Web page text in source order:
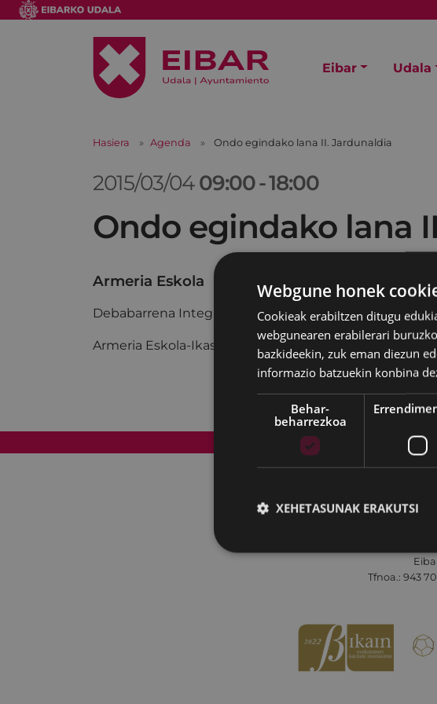
Eibar Udala
Hasiera Agenda Ondo egindako lana II. Jardunaldia
2015/03/04 09:00-18:00
Ondo egindako lana
Armeria Eskola
Debabarrena Integra Bat Eginez
Armeria Eskola-Ikasle Ohien Elkartea-Eibarko Udala
Web mapa
Tfnoa.: 943
Webgune honek
Cookieak erabiltzen ditugu
webgunearen erabilerari
bazkideekin, zuk eman diezun
informazio batzuekin konbina
Behar-
beharrezkoa
XEHETASUNAK ERAKUTSI